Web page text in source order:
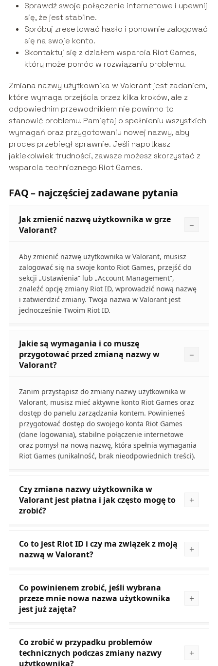
Sprawdź swoje połączenie internetowe i upewnij
się, że jest stabilne.
Spróbuj zresetować hasło i ponownie zalogować
się na swoje konto.
Skontaktuj się z działem wsparcia Riot Games,
który może pomóc w rozwiązaniu problemu.
Zmiana nazwy użytkownika w Valorant jest zadaniem,
które wymaga przejścia przez kilka kroków, ale z
odpowiednim przewodnikiem nie powinno to
stanowić problemu. Pamiętaj o spełnieniu wszystkich
wymagań oraz przygotowaniu nowej nazwy, aby
proces przebiegł sprawnie. Jeśli napotkasz
jakiekolwiek trudności, zawsze możesz skorzystać z
wsparcia technicznego Riot Games.
FAQ – najczęściej zadawane pytania
Jak zmienić nazwę użytkownika w grze
Valorant?
Aby zmienić nazwę użytkownika w Valorant, musisz
zalogować się na swoje konto Riot Games, przejść do
sekcji „Ustawienia” lub „Account Management”,
znaleźć opcję zmiany Riot ID, wprowadzić nową nazwę
i zatwierdzić zmiany. Twoja nazwa w Valorant jest
jednocześnie Twoim Riot ID.
Jakie są wymagania i co muszę
przygotować przed zmianą nazwy w
Valorant?
Zanim przystąpisz do zmiany nazwy użytkownika w
Valorant, musisz mieć aktywne konto Riot Games oraz
dostęp do panelu zarządzania kontem. Powinieneś
przygotować dostęp do swojego konta Riot Games
(dane logowania), stabilne połączenie internetowe
oraz pomysł na nową nazwę, która spełnia wymagania
Riot Games (unikalność, brak nieodpowiednich treści).
Czy zmiana nazwy użytkownika w
Valorant jest płatna i jak często mogę to
zrobić?
Co to jest Riot ID i czy ma związek z moją
nazwą w Valorant?
Co powinienem zrobić, jeśli wybrana
przeze mnie nowa nazwa użytkownika
jest już zajęta?
Co zrobić w przypadku problemów
technicznych podczas zmiany nazwy
użytkownika?